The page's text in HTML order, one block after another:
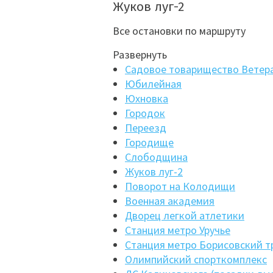
Жуков луг-2
Все остановки по маршруту
Развернуть
Садовое товарищество
Юбилейная
Юхновка
Городок
Переезд
Городище
Слободщина
Жуков луг-2
Поворот на Колодищи
Военная академия
Дворец легкой атлетики
Станция метро Уручье
Станция метро Борисовский
Олимпийский спорткомплекс